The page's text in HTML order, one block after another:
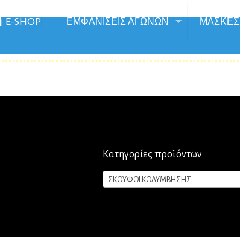
E-SHOP ΕΜΦΑΝΙΣΕΙΣ ΑΓΩΝΩΝ ΜΑΣΚΕΣ
Κατηγορίες προϊόντων
ΣΚΟΥΦΟΙ ΚΟΛΥΜΒΗΣΗΣ